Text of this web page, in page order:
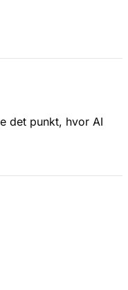
det punkt, hvor AI